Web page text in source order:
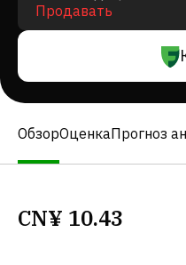
Продавать
ОбзорОценкаПрогноз
CN¥ 10.43